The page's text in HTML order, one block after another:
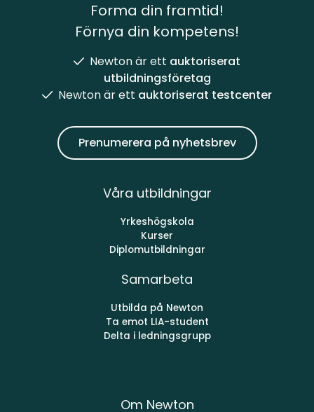
Forma din framtid!
Förnya din kompetens!
Newton är ett auktoriserat
utbildningsföretag
Newton är ett auktoriserat testcenter
Prenumerera på nyhetsbrev
Våra utbildningar
Yrkeshögskola
Kurser
Diplomutbildningar
Samarbeta
Utbilda på Newton
Ta emot LIA-student
Delta i ledningsgrupp
Om Newton